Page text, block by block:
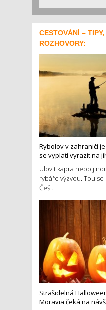
CESTOVÁNÍ –
ROZHOVORY:
Rybolov v zahraničí
se vyplatí vyrazit na
Ulovit kapra nebo
rybáře výzvou. Tou
Češ...
Strašidelná
Moravia čeká na